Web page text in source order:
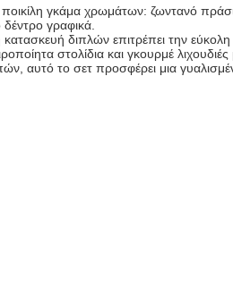
γκάμα χρωμάτων: ζωντανό
γραφικά.
διπλών επιτρέπει την
στολίδια και γκουρμέ λιχουδιές
αυτό το σετ προσφέρει μια